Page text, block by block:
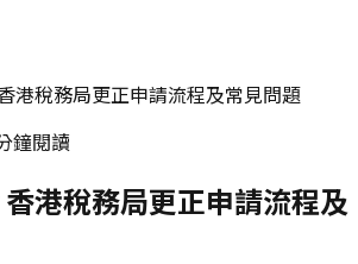
港稅務局更正申請流程及常見問題
鐘閱讀
港稅務局更正申請流程及